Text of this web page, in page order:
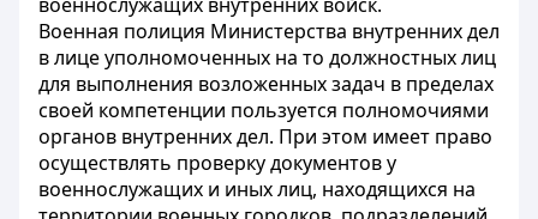
Военная полиция Министерства внутренних дел
в лице уполномоченных на то должностных лиц
для выполнения возложенных задач в пределах
своей компетенции пользуется полномочиями
органов внутренних дел. При этом имеет право
осуществлять проверку документов у
военнослужащих и иных лиц, находящихся на